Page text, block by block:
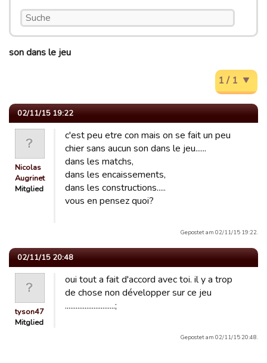
son dans le jeu
1 / 1
02/11/15 19:22
Nicolas
Augrinet
Mitglied
c'est peu etre con mais on se fait un peu
chier sans aucun son dans le jeu......
dans les matchs,
dans les encaissements,
dans les constructions.....
vous en pensez quoi?
Gepostet am 02/11/15 19:22.
02/11/15 20:48
tyson47
Mitglied
oui tout a fait d'accord avec toi. il y a trop
de chose non développer sur ce jeu
............................;
Gepostet am 02/11/15 20:48.